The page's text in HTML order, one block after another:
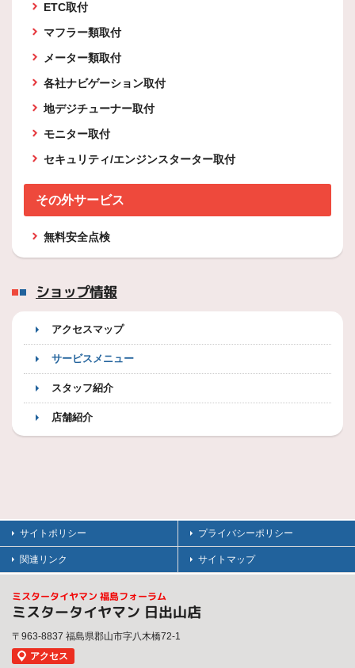
ETC取付
マフラー類取付
メーター類取付
各社ナビゲーション取付
地デジチューナー取付
モニター取付
セキュリティ/エンジンスターター取付
その外サービス
無料安全点検
ショップ情報
アクセスマップ
サービスメニュー
スタッフ紹介
店舗紹介
サイトポリシー プライバシーポリシー
関連リンク サイトマップ
ミスタータイヤマン 福島フォーラム
ミスタータイヤマン 日出山店
〒963-8837 福島県郡山市字八木橋72-1
アクセス